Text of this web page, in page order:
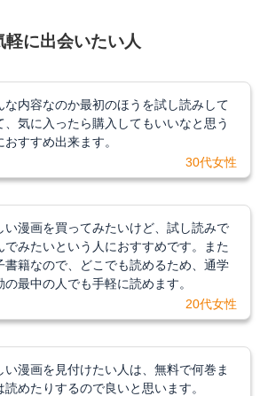
軽に出会いたい人
な内容なのか最初のほうを試し読みして
、気に入ったら購入してもいいなと思う
おすすめ出来ます。
30代女性
い漫画を買ってみたいけど、試し読みで
でみたいという人におすすめです。また
書籍なので、どこでも読めるため、通学
の最中の人でも手軽に読めます。
20代女性
い漫画を見付けたい人は、無料で何巻ま
読めたりするので良いと思います。